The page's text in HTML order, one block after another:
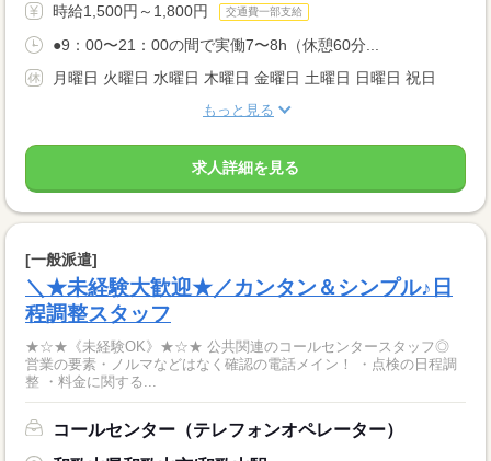
時給1,500円～1,800円 交通費一部支給
●9：00〜21：00の間で実働7〜8h（休憩60分...
月曜日 火曜日 水曜日 木曜日 金曜日 土曜日 日曜日 祝日
もっと見る
求人詳細を見る
[一般派遣]
＼★未経験大歓迎★／カンタン＆シンプル♪日
程調整スタッフ
★☆★《未経験OK》★☆★ 公共関連のコールセンタースタッフ◎
営業の要素・ノルマなどはなく確認の電話メイン！ ・点検の日程調
整 ・料金に関する...
コールセンター（テレフォンオペレーター）